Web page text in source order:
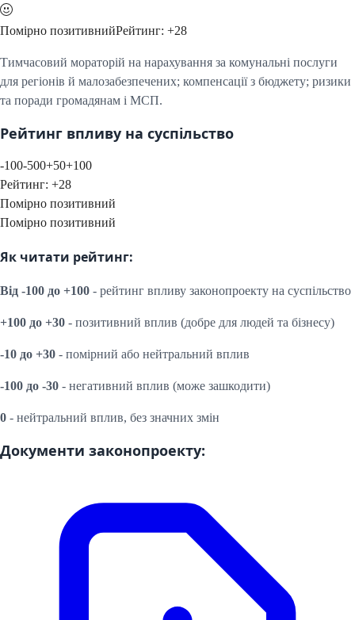
Помірно позитивнийРейтинг: +28
Тимчасовий мораторій на нарахування за комунальні послуги
для регіонів й малозабезпечених; компенсації з бюджету; ризики
та поради громадянам і МСП.
Рейтинг впливу на суспільство
-100-500+50+100
Рейтинг: +28
Помірно позитивний
Помірно позитивний
Як читати рейтинг:
Від -100 до +100 - рейтинг впливу законопроекту на суспільство
+100 до +30 - позитивний вплив (добре для людей та бізнесу)
-10 до +30 - помірний або нейтральний вплив
-100 до -30 - негативний вплив (може зашкодити)
0 - нейтральний вплив, без значних змін
Документи законопроекту: